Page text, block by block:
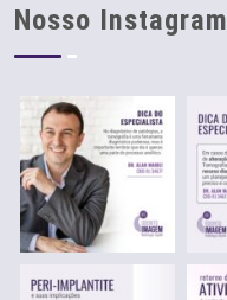
Nosso Instagram